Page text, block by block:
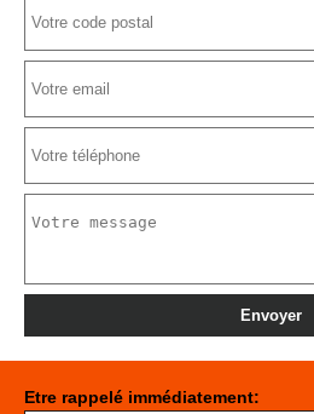
Etre rappelé immédiatement: